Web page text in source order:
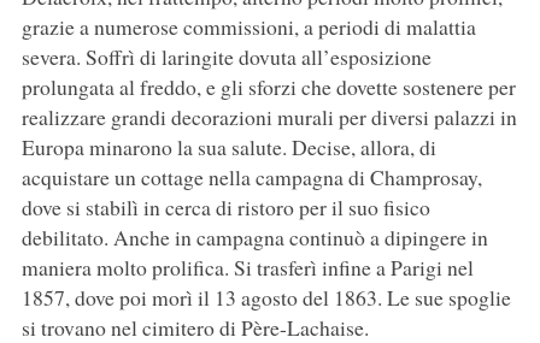
grazie a numerose commissioni, a periodi di malattia
severa. Soffrì di laringite dovuta all’esposizione
prolungata al freddo, e gli sforzi che dovette sostenere per
realizzare grandi decorazioni murali per diversi palazzi in
Europa minarono la sua salute. Decise, allora, di
acquistare un cottage nella campagna di Champrosay,
dove si stabilì in cerca di ristoro per il suo fisico
debilitato. Anche in campagna continuò a dipingere in
maniera molto prolifica. Si trasferì infine a Parigi nel
1857, dove poi morì il 13 agosto del 1863. Le sue spoglie
si trovano nel cimitero di Père-Lachaise.